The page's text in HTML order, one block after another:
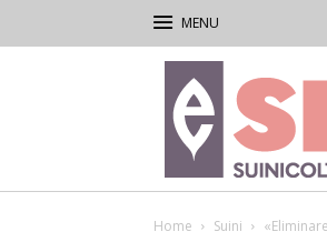
Rivista
di
Suinicoltura
Home Suini